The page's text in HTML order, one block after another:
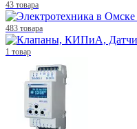
43 товара
483 товара
1 товар